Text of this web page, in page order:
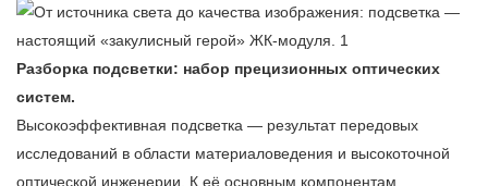
Разборка подсветки: набор прецизионных оптических
систем.
Высокоэффективная подсветка — результат передовых
исследований в области материаловедения и высокоточной
оптической инженерии. К её основным компонентам